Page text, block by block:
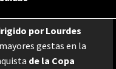
por Lourdes
gestas en la
de la Copa